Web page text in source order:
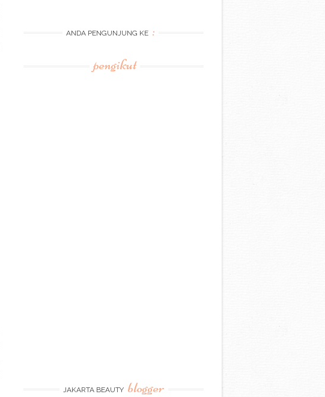
ANDA PENGUNJUNG KE :
pengikut
JAKARTA BEAUTY blogger